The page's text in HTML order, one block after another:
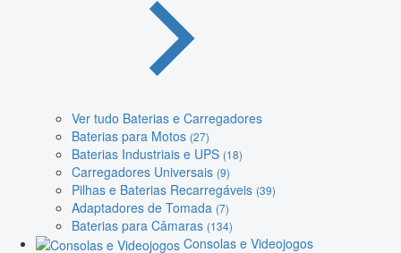
Ver tudo Baterias e Carregadores
Baterias para Motos (27)
Baterias Industriais e UPS (18)
Carregadores Universais (9)
Pilhas e Baterias Recarregáveis (39)
Adaptadores de Tomada (7)
Baterias para Câmaras (134)
Consolas e Videojogos